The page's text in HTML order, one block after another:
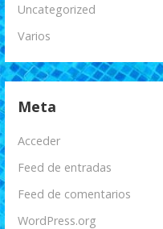
Uncategorized
Varios
Meta
Acceder
Feed de entradas
Feed de comentarios
WordPress.org